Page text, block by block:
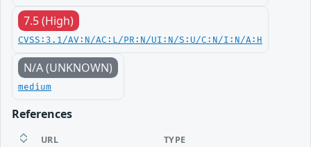
7.5 (High)
CVSS:3.1/AV:N/AC:L/PR:N/UI:N/S:U/C:N/I:N/A:H
N/A (UNKNOWN)
medium
References
URL TYPE